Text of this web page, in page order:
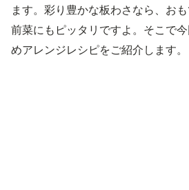
ます。彩り豊かな板わさなら、お
前菜にもピッタリですよ。そこで
めアレンジレシピをご紹介します。